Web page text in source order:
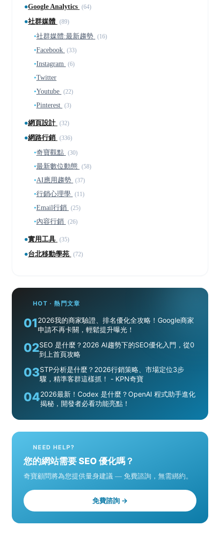
●Google Analytics (64)
●社群媒體 (89)
▪社群媒體:最新趨勢 (16)
▪Facebook (33)
▪Instagram (6)
▪Twitter
▪Youtube (22)
▪Pinterest (3)
●網頁設計 (32)
●網路行銷 (336)
▪奇寶觀點 (30)
▪最新數位動態 (58)
▪AI應用趨勢 (37)
▪行銷心理學 (11)
▪Email行銷 (25)
▪內容行銷 (26)
●實用工具 (35)
●台北移動學苑 (72)
HOT · 熱門文章
012026我的商家驗證、排名優化全攻略！Google商家
申請不再卡關，輕鬆提升曝光！
02SEO 是什麼？2026 AI趨勢下的SEO優化入門，從0
到上首頁攻略
03STP分析是什麼？2026行銷策略、市場定位3步
驟，精準客群這樣抓！ - KPN奇寶
042026最新！Codex 是什麼？OpenAI 程式助手進化
揭秘，開發者必看功能亮點！
NEED HELP?
您的網站需要 SEO 優化嗎？
奇寶顧問將為您提供量身建議 — 免費諮詢，無需綁約。
免費諮詢 →